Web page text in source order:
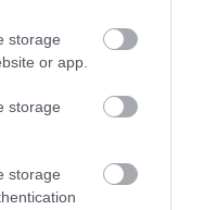
storage
or app.
storage
storage
PANNONHALMA
ÉS KOMLÓ